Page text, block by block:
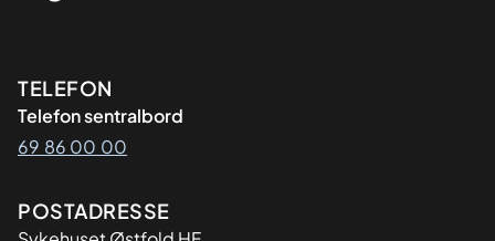
Kontaktinformasjon
TELEFON
Telefon sentralbord
69 86 00 00
Adresse
POSTADRESSE